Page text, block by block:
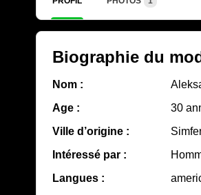
Biographie du
Nom :
Age :
30
Ville d’origine :
Intéressé par :
Langues :